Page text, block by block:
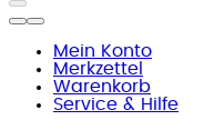
Mein Konto
Merkzettel
Warenkorb
Service & Hilfe